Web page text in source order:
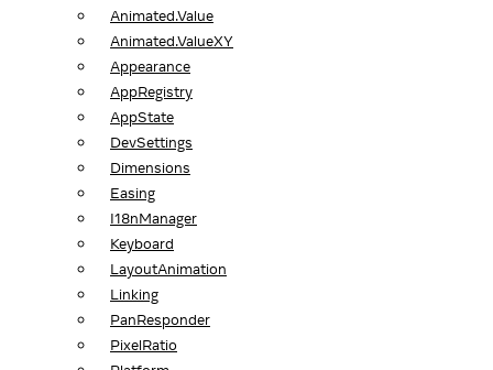
Animated.Value
Animated.ValueXY
Appearance
AppRegistry
AppState
DevSettings
Dimensions
Easing
I18nManager
Keyboard
LayoutAnimation
Linking
PanResponder
PixelRatio